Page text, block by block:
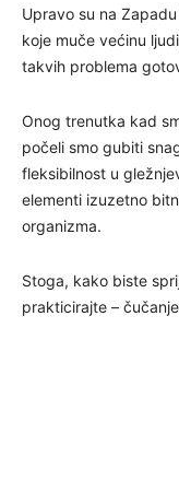
Upravo su na
koje muče većinu
takvih problema
Onog trenutka kad
počeli smo gubiti
fleksibilnost u
elementi izuzetno
organizma.
Stoga, kako biste
prakticirajte –